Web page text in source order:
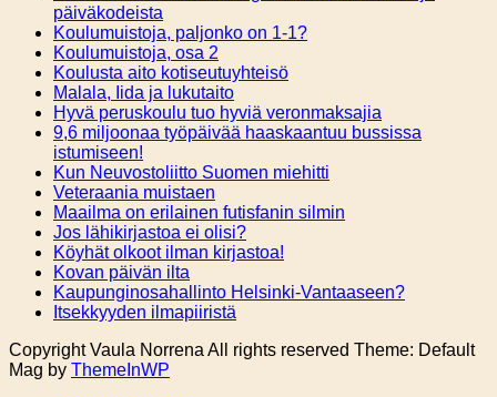
päiväkodeista
Koulumuistoja, paljonko on 1-1?
Koulumuistoja, osa 2
Koulusta aito kotiseutuyhteisö
Malala, Iida ja lukutaito
Hyvä peruskoulu tuo hyviä veronmaksajia
9,6 miljoonaa työpäivää haaskaantuu bussissa
istumiseen!
Kun Neuvostoliitto Suomen miehitti
Veteraania muistaen
Maailma on erilainen futisfanin silmin
Jos lähikirjastoa ei olisi?
Köyhät olkoot ilman kirjastoa!
Kovan päivän ilta
Kaupunginosahallinto Helsinki-Vantaaseen?
Itsekkyyden ilmapiiristä
Copyright Vaula Norrena All rights reserved Theme: Default
Mag by ThemeInWP